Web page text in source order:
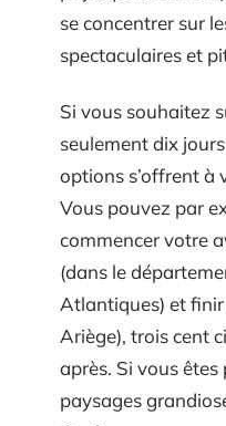
se concentrer sur
spectaculaires et
Si vous souhaitez
seulement dix
options s’offrent à
Vous pouvez par
commencer votre
(dans le
Atlantiques) et
Ariège), trois cent
après. Si vous
paysages